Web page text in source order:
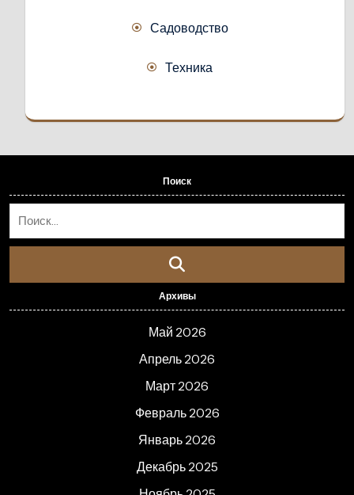
Садоводство
Техника
Поиск
Архивы
Май 2026
Апрель 2026
Март 2026
Февраль 2026
Январь 2026
Декабрь 2025